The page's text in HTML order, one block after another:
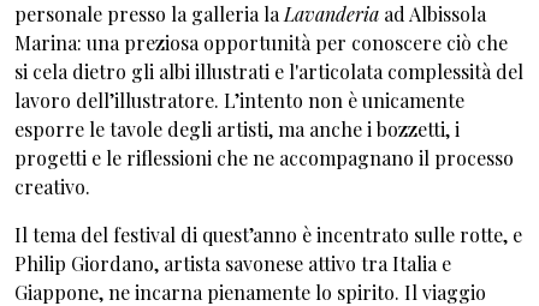
personale presso la galleria la Lavanderia ad Albissola
Marina: una preziosa opportunità per conoscere ciò che
si cela dietro gli albi illustrati e l'articolata complessità del
lavoro dell’illustratore. L’intento non è unicamente
esporre le tavole degli artisti, ma anche i bozzetti, i
progetti e le riflessioni che ne accompagnano il processo
creativo.
Il tema del festival di quest’anno è incentrato sulle rotte, e
Philip Giordano, artista savonese attivo tra Italia e
Giappone, ne incarna pienamente lo spirito. Il viaggio